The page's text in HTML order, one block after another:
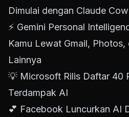
Dimulai dengan Claude
⚡ Gemini Personal
Kamu Lewat Gmail,
Lainnya
💡 Microsoft Rilis Daftar 40
Terdampak AI
💕 Facebook Luncurkan AI